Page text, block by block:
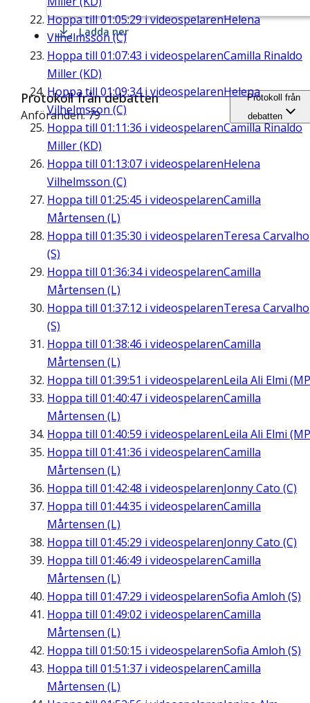
Hoppa till01:05:29i videospelarenHelena
Vilhelmsson (C)
Hoppa till 01:07:43 i videospelarenCamilla Rinaldo
Miller (KD)
Hoppa till 01:09:34i videospelarenHelena
Vilhelmsson (C)
Hoppa till 01:11:36 i videospelarenCamilla Rinaldo
Miller (KD)
Hoppa till 01:13:07 i videospelarenHelena
Vilhelmsson (C)
Hoppa till 01:25:45 i videospelarenCamilla
Mårtensen (L)
Hoppa till 01:35:30 i videospelarenTeresa Carvalho
(S)
Hoppa till 01:36:34i videospelarenCamilla
Mårtensen (L)
Hoppa till 01:37:12 i videospelarenTeresa Carvalho
(S)
Hoppa till 01:38:46 i videospelarenCamilla
Mårtensen (L)
Hoppa till 01:39:51 i videospelarenLeila Ali Elmi
Hoppa till 01:40:47 i videospelarenCamilla
Mårtensen (L)
Hoppa till 01:40:59 i videospelarenLeila Ali Elmi
Hoppa till 01:41:36 i videospelarenCamilla
Mårtensen (L)
Hoppa till 01:42:48 i videospelarenJonny Cato (C)
Hoppa till 01:44:35 i videospelarenCamilla
Mårtensen (L)
Hoppa till 01:45:29 i videospelarenJonny Cato (C)
Hoppa till 01:46:49 i videospelarenCamilla
Mårtensen (L)
Hoppa till 01:47:29 i videospelarenSofia Amloh (S)
Hoppa till 01:49:02 i videospelarenCamilla
Mårtensen (L)
Hoppa till 01:50:15 i videospelarenSofia Amloh (S)
Hoppa till 01:51:37 i videospelarenCamilla
Mårtensen (L)
Ladda ner
Protokoll från debatten
Anföranden: 79
Protokoll från
debatten